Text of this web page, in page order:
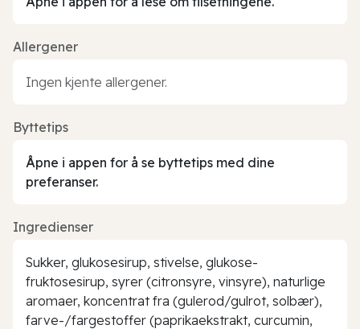
Allergener
Ingen kjente allergener.
Byttetips
Åpne i appen for å se byttetips med dine
preferanser.
Ingredienser
Sukker, glukosesirup, stivelse, glukose-
fruktosesirup, syrer (citronsyre, vinsyre), naturlige
aromaer, koncentrat fra (gulerod/gulrot, solbær),
farve-/fargestoffer (paprikaekstrakt, curcumin,